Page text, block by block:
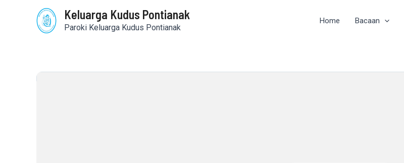
Keluarga Kudus Pontianak
Paroki Keluarga Kudus Pontianak
Home Bacaan